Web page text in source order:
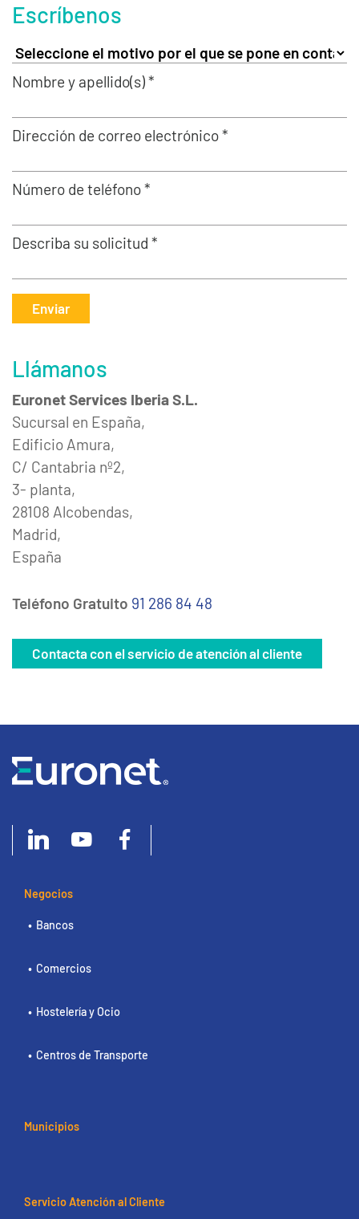
Escríbenos
Nombre y apellido(s) *
Dirección de correo electrónico *
Número de teléfono *
Describa su solicitud *
Enviar
Llámanos
Euronet Services Iberia S.L.
Sucursal en España,
Edificio Amura,
C/ Cantabria nº2,
3- planta,
28108 Alcobendas,
Madrid,
España
Teléfono Gratuito 91 286 84 48
Contacta con el servicio de atención al cliente
Negocios
Bancos
Comercios
Hostelería y Ocio
Centros de Transporte
Municipios
Servicio Atención al Cliente